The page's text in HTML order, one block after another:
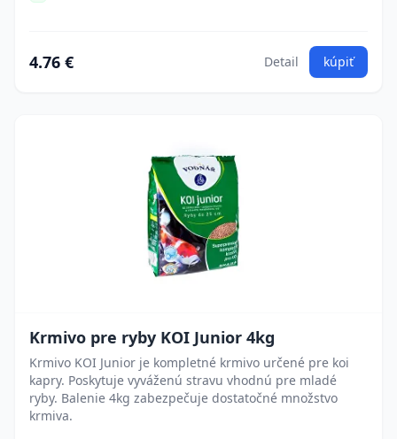
4.76 € Detail kúpiť
Krmivo pre ryby KOI Junior 4kg
Krmivo KOI Junior je kompletné krmivo určené pre koi
kapry. Poskytuje vyváženú stravu vhodnú pre mladé
ryby. Balenie 4kg zabezpečuje dostatočné množstvo
krmiva.